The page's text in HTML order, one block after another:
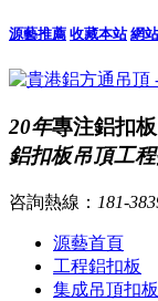
源藝推薦 收藏本站 網
20年專注鋁扣
鋁扣板吊頂工
咨詢熱線： 181-
源藝首頁
工程鋁扣板
集成吊頂扣板